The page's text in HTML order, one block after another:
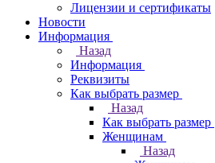
Лицензии и сертификаты
Новости
Информация
Назад
Информация
Реквизиты
Как выбрать размер
Назад
Как выбрать размер
Женщинам
Назад